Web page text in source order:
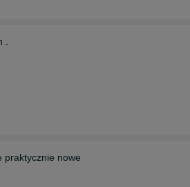
praktycznie nowe